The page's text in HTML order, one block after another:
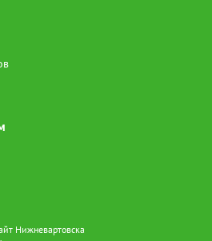
Нижневартовска